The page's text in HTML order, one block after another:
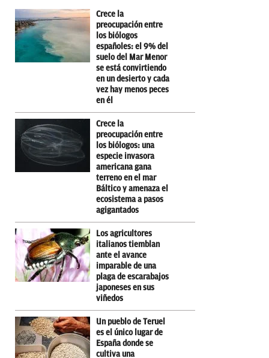
Crece la
preocupación entre
los biólogos
españoles: el 9% del
suelo del Mar Menor
se está convirtiendo
en un desierto y cada
vez hay menos peces
en él
Crece la
preocupación entre
los biólogos: una
especie invasora
americana gana
terreno en el mar
Báltico y amenaza el
ecosistema a pasos
agigantados
Los agricultores
italianos tiemblan
ante el avance
imparable de una
plaga de escarabajos
japoneses en sus
viñedos
Un pueblo de Teruel
es el único lugar de
España donde se
cultiva una